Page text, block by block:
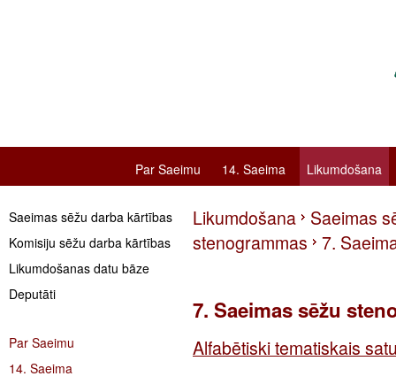
Par Saeimu 14. Saeima Likumdošana
Saeimas sēžu darba kārtības
Komisiju sēžu darba kārtības
Likumdošanas datu bāze
Deputāti
Par Saeimu
14. Saeima
Likumdošana
Saeimas
stenogrammas
7.
7. Saeimas sēžu
Alfabētiski tematiskais